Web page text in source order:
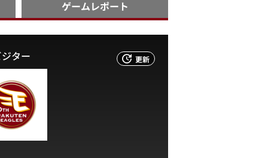
ゲームレポート
更新
ジター